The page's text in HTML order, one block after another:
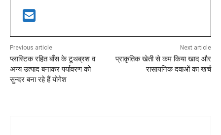
Previous article
प्लास्टिक रहित बाँस के टूथब्रश व
अन्य उत्पाद बनाकर पर्यावरण को
सुन्दर बना रहे हैं योगेश
Next article
प्राकृतिक खेती से कम किया खाद और
रासायनिक दवाओं का खर्च